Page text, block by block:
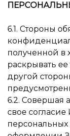
6.1. Стороны
полученной в
раскрывать
другой
6.2. Совершая
свое